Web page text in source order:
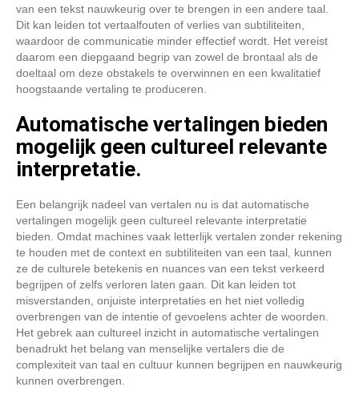
van een tekst nauwkeurig over te brengen in een andere taal.
Dit kan leiden tot vertaalfouten of verlies van subtiliteiten,
waardoor de communicatie minder effectief wordt. Het vereist
daarom een diepgaand begrip van zowel de brontaal als de
doeltaal om deze obstakels te overwinnen en een kwalitatief
hoogstaande vertaling te produceren.
Automatische vertalingen bieden
mogelijk geen cultureel relevante
interpretatie.
Een belangrijk nadeel van vertalen nu is dat automatische
vertalingen mogelijk geen cultureel relevante interpretatie
bieden. Omdat machines vaak letterlijk vertalen zonder rekening
te houden met de context en subtiliteiten van een taal, kunnen
ze de culturele betekenis en nuances van een tekst verkeerd
begrijpen of zelfs verloren laten gaan. Dit kan leiden tot
misverstanden, onjuiste interpretaties en het niet volledig
overbrengen van de intentie of gevoelens achter de woorden.
Het gebrek aan cultureel inzicht in automatische vertalingen
benadrukt het belang van menselijke vertalers die de
complexiteit van taal en cultuur kunnen begrijpen en nauwkeurig
kunnen overbrengen.